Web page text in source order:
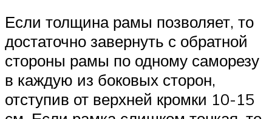
Если толщина рамы позволяет, то
достаточно завернуть с обратной
стороны рамы по одному саморезу
в каждую из боковых сторон,
отступив от верхней кромки 10-15